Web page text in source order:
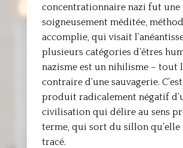
concentrationnaire nazi fut
soigneusement méditée,
accomplie, qui visait
plusieurs catégories d’êtres
nazisme est un nihilisme – tout
contraire d’une sauvagerie.
produit radicalement négatif
civilisation qui délire au sens
terme, qui sort du sillon qu’elle
tracé.